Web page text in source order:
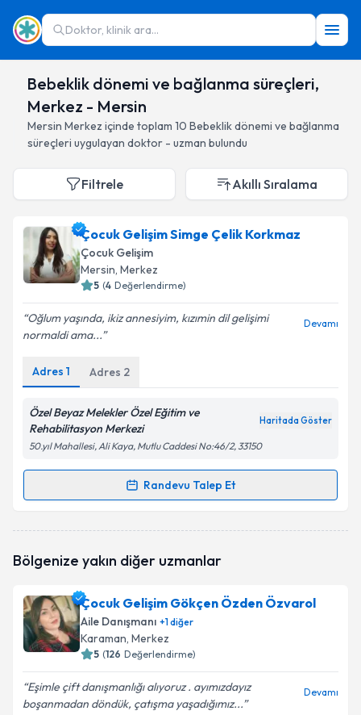
Doktor, klinik ara...
Bebeklik dönemi ve bağlanma süreçleri,
Merkez - Mersin
Mersin Merkez içinde toplam 10 Bebeklik dönemi ve bağlanma
süreçleri uygulayan doktor - uzman bulundu
Filtrele Akıllı Sıralama
Çocuk Gelişim Simge Çelik Korkmaz
Çocuk Gelişim
Mersin, Merkez
5 (4 Değerlendirme)
Oğlum yaşında, ikiz annesiyim, kızımin dil gelişimi
normaldi ama...
Devamı
Adres 1 Adres 2
Özel Beyaz Melekler Özel Eğitim ve
Rehabilitasyon Merkezi
Haritada Göster
50.yıl Mahallesi, Ali Kaya, Mutlu Caddesi No:46/2, 33150
Randevu Talep Et
Randevu Takvimi Talebi
takvimi talebi oluşturun. Size bu uzmandan randevu
bilgilendireceğiz.
E-posta Adresiniz
Kişisel verilerimin işlenmesine ilişkin
Bölgenize yakın diğer uzmanlar
Çocuk Gelişim Gökçen Özden Özvarol
Aile Danışmanı +1diğer
Karaman, Merkez
5 (126 Değerlendirme)
Eşimle çift danışmanlığı alıyoruz . ayımızdayız
boşanmadan döndük, çatışma yaşadığımız...
Devamı